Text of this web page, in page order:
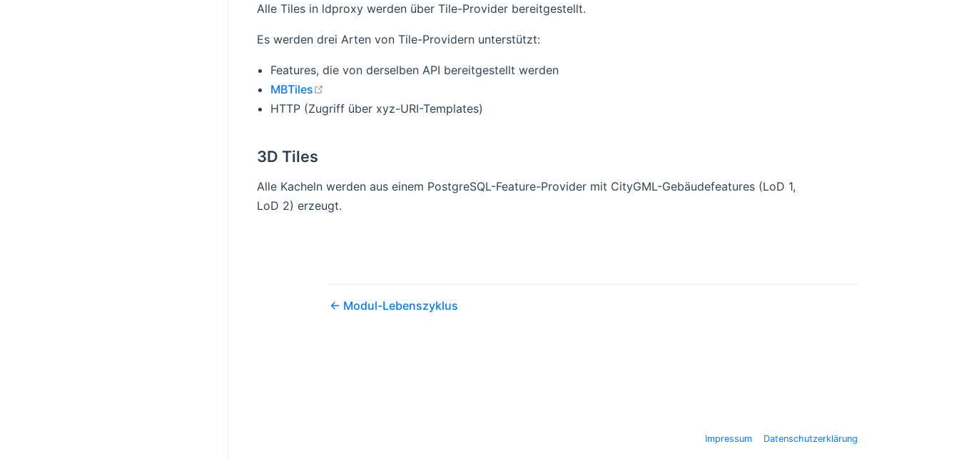
Alle Tiles in ldproxy werden über Tile-Provider bereitgestellt.
Es werden drei Arten von Tile-Providern unterstützt:
Features, die von derselben API bereitgestellt werden
MBTiles
HTTP (Zugriff über xyz-URI-Templates)
3D Tiles
Alle Kacheln werden aus einem PostgreSQL-Feature-Provider mit CityGML-Gebäudefeatures (LoD 1,
LoD 2) erzeugt.
Modul-Lebenszyklus
Impressum Datenschutzerklärung